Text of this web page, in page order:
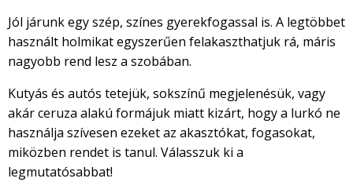
Jól járunk egy szép, színes gyerekfogassal is. A legtöbbet
használt holmikat egyszerűen felakaszthatjuk rá, máris
nagyobb rend lesz a szobában.
Kutyás és autós tetejük, sokszínű megjelenésük, vagy
akár ceruza alakú formájuk miatt kizárt, hogy a lurkó ne
használja szívesen ezeket az akasztókat, fogasokat,
miközben rendet is tanul. Válasszuk ki a
legmutatósabbat!